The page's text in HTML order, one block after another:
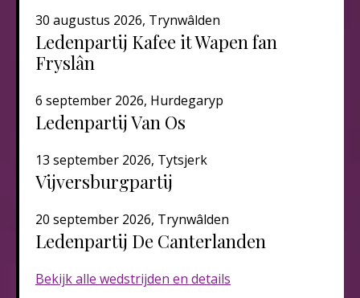
30 augustus 2026, Trynwâlden
Ledenpartij Kafee it Wapen fan
Fryslân
6 september 2026, Hurdegaryp
Ledenpartij Van Os
13 september 2026, Tytsjerk
Vijversburgpartij
20 september 2026, Trynwâlden
Ledenpartij De Canterlanden​​​
Bekijk alle wedstrijden en details